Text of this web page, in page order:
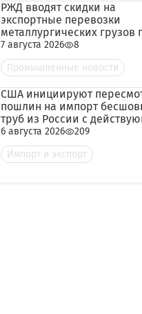
РЖД вводят скидки на
экспортные перевозки
металлургических грузов
гарантированных объёмах
7 августа 2026
8
Промышленные новости
США инициируют
пошлин на импорт
труб из России с
ставкой 209,72%
6 августа 2026
209
Импорт и экспорт